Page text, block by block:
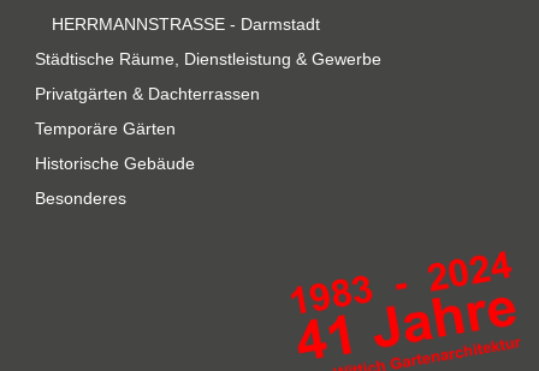
HERRMANNSTRASSE - Darmstadt
Städtische Räume, Dienstleistung & Gewerbe
Privatgärten & Dachterrassen
Temporäre Gärten
Historische Gebäude
Besonderes